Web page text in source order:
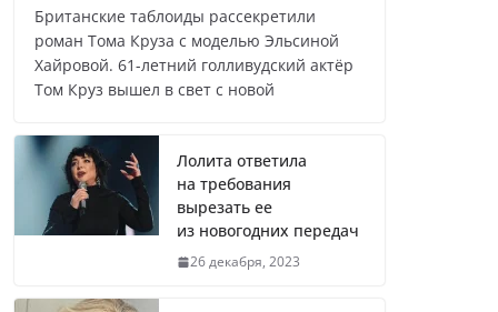
Лолита ответила
из новогодних передач
Врач назвал самые вредные
продукты для сердца
Британские таблоиды рассекретили
роман Тома Круза с моделью Эльсиной
Хайровой. 61-летний голливудский актёр
Том Круз вышел в свет с новой
Лолита ответила
на требования
вырезать ее
из новогодних передач
26 декабря, 2023